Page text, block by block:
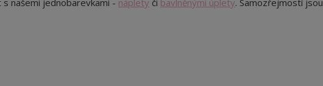
našemi jednobarevkami - náplety či bavlněnými úplety. Samozřejmostí jsou